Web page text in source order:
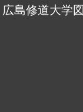
広島修道大学